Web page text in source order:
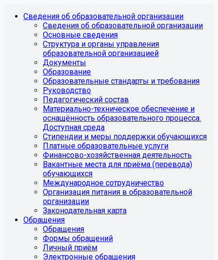
Сведения об образовательной организации
Сведения об образовательной организации
Основные сведения
Структура и органы управления
образовательной организацией
Документы
Образование
Образовательные стандарты и требования
Руководство
Педагогический состав
Материально-техническое обеспечение и
оснащённость образовательного процесса.
Доступная среда
Стипендии и меры поддержки обучающихся
Платные образовательные услуги
Финансово-хозяйственная деятельность
Вакантные места для приёма (перевода)
обучающихся
Международное сотрудничество
Организация питания в образовательной
организации
Законодательная карта
Обращения
Обращения
Формы обращений
Личный приём
Электронные обращения